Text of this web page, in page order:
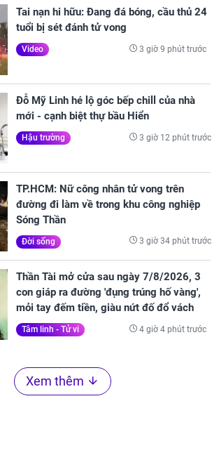
Tai nạn hi hữu: Đang đá bóng, cầu thủ 24
tuổi bị sét đánh tử vong
Video 3 giờ 9 phút trước
Đỗ Mỹ Linh hé lộ góc bếp chill của nhà
mới - cạnh biệt thự bầu Hiển
Hậu trường 3 giờ 12 phút trước
TP.HCM: Nữ công nhân tử vong trên
đường đi làm về trong khu công nghiệp
Sóng Thần
Đời sống 3 giờ 34 phút trước
Thần Tài mở cửa sau ngày 7/8/2026, 3
con giáp ra đường 'đụng trúng hố vàng',
mỏi tay đếm tiền, giàu nứt đố đổ vách
Tâm linh - Tử vi 4 giờ 4 phút trước
Xem thêm